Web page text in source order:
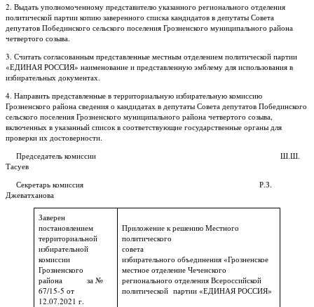
2. Выдать уполномоченному представителю указанного регионального отделения
политической партии копию заверенного списка кандидатов в депутаты Совета
депутатов Побединского сельского поселения Грозненского муниципального района
четвертого созыва.
3. Считать согласованным представленные местным отделением политической партии
«ЕДИНАЯ РОССИЯ» наименование и представленную эмблему для использования в
избирательных документах.
4. Направить представленные в территориальную избирательную комиссию
Грозненского района сведения о кандидатах в депутаты Совета депутатов Побединского
сельского поселения Грозненского муниципального района четвертого созыва,
включенных в указанный список в соответствующие государственные органы для
проверки их достоверности.
Председатель комиссии Ш.Ш.
Тасуев
Секретарь комиссия Р.З.
Джеватханова
Заверен
постановлением
территориальной
избирательной
комиссии
Грозненского
района за №
67/15-5 от
12.07.2021 г.
Приложение к решению Местного
политического
совета
избирательного объединения «Грозненское
местное отделение Чеченского
регионального отделения Всероссийской
политической партии «ЕДИНАЯ РОССИЯ»